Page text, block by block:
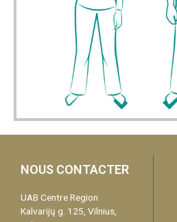
NOUS CONTACTER
UAB Centre Region
Kalvarijų g. 125, Vilnius,